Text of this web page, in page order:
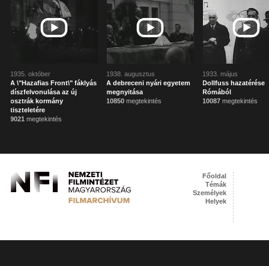
1935. október
A \"Hazafias Front\" fáklyás
díszfelvonulása az új
osztrák kormány
tiszteletére
9021 megtekintés
1938. augusztus
A debreceni nyári egyetem
megnyitása
10850 megtekintés
1933. május
Dollfuss hazatérése
Rómából
10087 megtekintés
Főoldal
Témák
Személyek
Helyek